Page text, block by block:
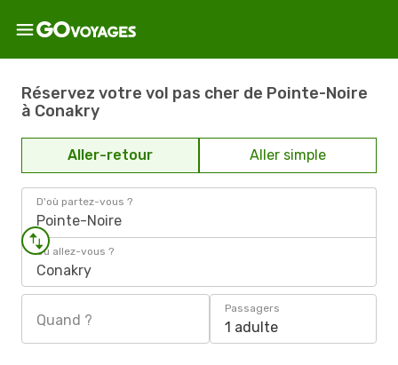
Réservez votre vol pas cher de Pointe-Noire
à Conakry
Aller-retour Aller simple
D'où partez-vous ?
Pointe-Noire
Où allez-vous ?
Conakry
Quand ?
Passagers
1 adulte